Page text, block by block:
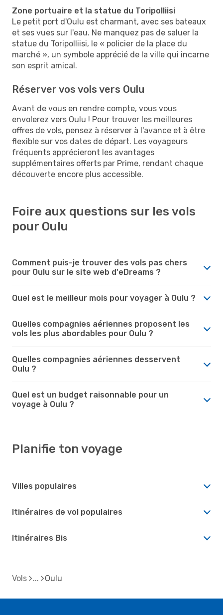
Zone portuaire et la statue du Toripolliisi
Le petit port d'Oulu est charmant, avec ses bateaux
et ses vues sur l'eau. Ne manquez pas de saluer la
statue du Toripolliisi, le « policier de la place du
marché », un symbole apprécié de la ville qui incarne
son esprit amical.
Réserver vos vols vers Oulu
Avant de vous en rendre compte, vous vous
envolerez vers Oulu ! Pour trouver les meilleures
offres de vols, pensez à réserver à l'avance et à être
flexible sur vos dates de départ. Les voyageurs
fréquents apprécieront les avantages
supplémentaires offerts par Prime, rendant chaque
découverte encore plus accessible.
Foire aux questions sur les vols
pour Oulu
Comment puis-je trouver des vols pas chers
pour Oulu sur le site web d'eDreams ?
Quel est le meilleur mois pour voyager à Oulu ?
Quelles compagnies aériennes proposent les
vols les plus abordables pour Oulu ?
Quelles compagnies aériennes desservent
Oulu ?
Quel est un budget raisonnable pour un
voyage à Oulu ?
Planifie ton voyage
Villes populaires
Itinéraires de vol populaires
Itinéraires Bis
Vols Oulu